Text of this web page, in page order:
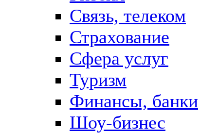
Связь, телеком
Страхование
Сфера услуг
Туризм
Финансы, банки
Шоу-бизнес